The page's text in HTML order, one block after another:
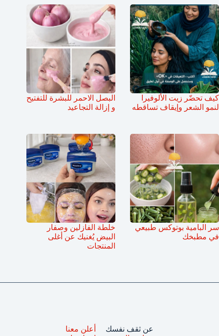
كيف تحضّر زيت الألوفيرا
لنمو الشعر وإيقاف تساقطه
البصل الاحمر للبشرة للتفتيح
و إزالة التجاعيد
سر البامية بوتوكس طبيعي
في مطبخك
خلطة الفازلين وصفار
البيض يُغنيك عن أغلى
المنتجات
عن ثقف نفسك
أعلن معنا